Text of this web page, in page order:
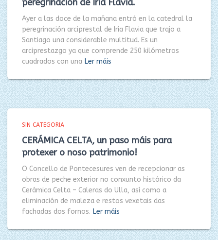
peregrinación de Iria Flavia.
Ayer a las doce de la mañana entró en la catedral la
peregrinación arciprestal de Iria Flavia que trajo a
Santiago una considerable multitud. Es un
arciprestazgo ya que comprende 250 kilómetros
cuadrados con una Ler máis
SIN CATEGORIA
CERÁMICA CELTA, un paso máis para
protexer o noso patrimonio!
O Concello de Pontecesures ven de recepcionar as
obras de peche exterior no conxunto histórico da
Cerámica Celta – Caleras do Ulla, así como a
eliminación de maleza e restos vexetais das
fachadas dos fornos. Ler máis